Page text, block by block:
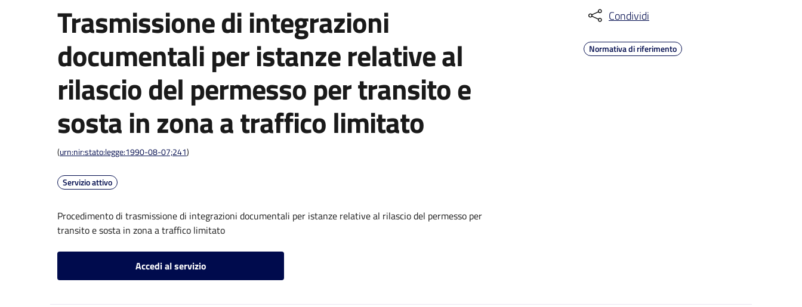
Trasmissione di integrazioni
documentali per istanze relative al
rilascio del permesso per transito e
sosta in zona a traffico limitato
(urn:nir:stato:legge:1990-08-07;241)
Servizio attivo
Procedimento di trasmissione di integrazioni documentali per istanze relative al rilascio del permesso per
transito e sosta in zona a traffico limitato
Accedi al servizio
Condividi
Normativa di riferimento